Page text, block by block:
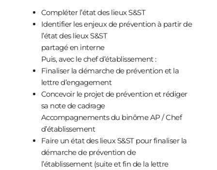
Compléter l’état des lieux S&ST
Identifier les enjeux de prévention à partir de
l’état des lieux S&ST
partagé en interne
Puis, avec le chef d’établissement :
Finaliser la démarche de prévention et la
lettre d’engagement
Concevoir le projet de prévention et rédiger
sa note de cadrage
Accompagnements du binôme AP / Chef
d’établissement
Faire un état des lieux S&ST pour finaliser la
démarche de prévention de
l’établissement (suite et fin de la lettre